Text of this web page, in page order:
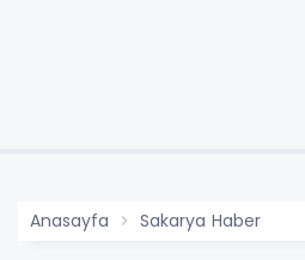
Anasayfa Sakarya Haber